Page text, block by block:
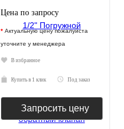
Цена по запросу
* Актуальную цену пожалуйста
уточните у менеджера
В избранное
Купить в 1 клик Под заказ
Запросить цену